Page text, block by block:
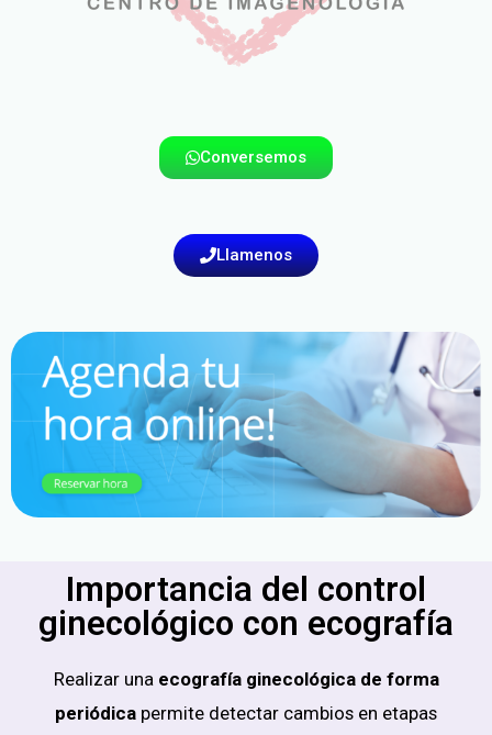
Conversemos
Llamenos
Importancia del control
ginecológico con ecografía
Realizar una ecografía ginecológica de forma
periódica permite detectar cambios en etapas